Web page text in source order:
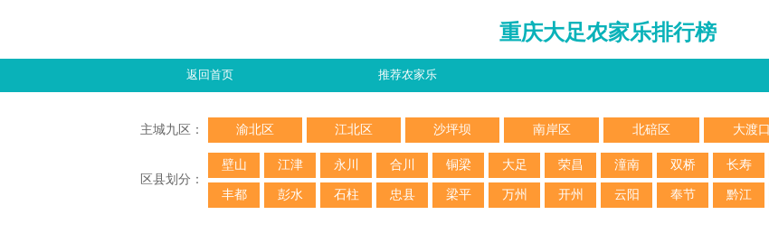
重庆大足农家乐排行榜
返回首页 推荐农家乐
主城九区： 渝北区 江北区 沙坪坝 南岸区 北碚区 大渡口
区县划分：
壁山 江津 永川 合川 铜梁 大足 荣昌 潼南 双桥 长寿
丰都 彭水 石柱 忠县 梁平 万州 开州 云阳 奉节 黔江